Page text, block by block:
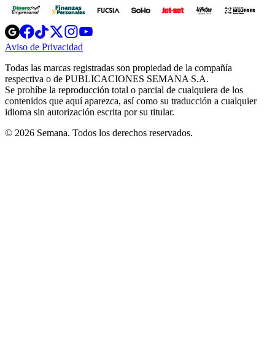
Opens
in
new
Opens
in
new
Opens
in
new
window
Opens
new
windowwindow
Aviso de Privacidad
new
window
Todas las marcas registradas son propiedad de la compañía
respectiva o de PUBLICACIONES SEMANA S.A.
Se prohíbe la reproducción total o parcial de cualquiera de los
contenidos que aquí aparezca, así como su traducción a cualquier
idioma sin autorización escrita por su titular.
© 2026 Semana. Todos los derechos reservados.